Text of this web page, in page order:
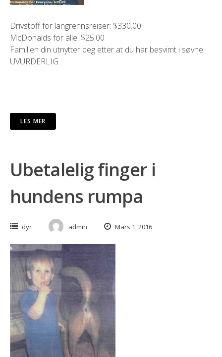
Drivstoff for langrennsreiser: $330.00
McDonalds for alle: $25.00
Familien din utnytter deg etter at du har besvimt i søvne:
UVURDERLIG
LES MER
Ubetalelig finger i
hundens rumpa
dyr admin Mars 1, 2016